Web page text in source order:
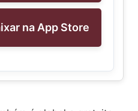
na App Store